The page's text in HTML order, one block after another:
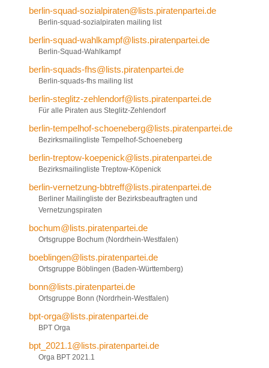
berlin-squad-sozialpiraten@lists.piratenpartei.de
Berlin-squad-sozialpiraten mailing list
berlin-squad-wahlkampf@lists.piratenpartei.de
Berlin-Squad-Wahlkampf
berlin-squads-fhs@lists.piratenpartei.de
Berlin-squads-fhs mailing list
berlin-steglitz-zehlendorf@lists.piratenpartei.de
Für alle Piraten aus Steglitz-Zehlendorf
berlin-tempelhof-schoeneberg@lists.piratenpartei.de
Bezirksmailingliste Tempelhof-Schoeneberg
berlin-treptow-koepenick@lists.piratenpartei.de
Bezirksmailingliste Treptow-Köpenick
berlin-vernetzung-bbtreff@lists.piratenpartei.de
Berliner Mailingliste der Bezirksbeauftragten und
Vernetzungspiraten
bochum@lists.piratenpartei.de
Ortsgruppe Bochum (Nordrhein-Westfalen)
boeblingen@lists.piratenpartei.de
Ortsgruppe Böblingen (Baden-Württemberg)
bonn@lists.piratenpartei.de
Ortsgruppe Bonn (Nordrhein-Westfalen)
bpt-orga@lists.piratenpartei.de
BPT Orga
bpt_2021.1@lists.piratenpartei.de
Orga BPT 2021.1